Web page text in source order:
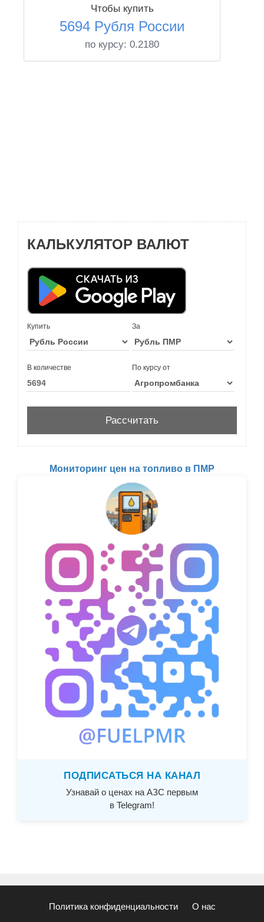
Чтобы купить
5694 Рубля России
по курсу: 0.2180
КАЛЬКУЛЯТОР ВАЛЮТ
Купить За
В количестве По курсу от
Мониторинг цен на топливо в ПМР
ПОДПИСАТЬСЯ НА КАНАЛ
Узнавай о ценах на АЗС первым
в Telegram!
Политика конфиденциальности О нас